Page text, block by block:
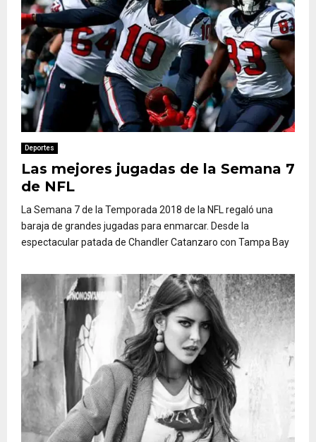
Deportes
Las mejores jugadas de la Semana 7
de NFL
La Semana 7 de la Temporada 2018 de la NFL regaló una
baraja de grandes jugadas para enmarcar. Desde la
espectacular patada de Chandler Catanzaro con Tampa Bay